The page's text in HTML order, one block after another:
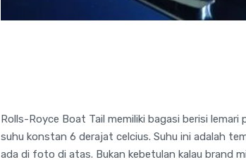
Rolls-Royce Boat Tail memiliki bagasi berisi
suhu konstan 6 derajat celcius. Suhu ini adalah
ada di foto di atas. Bukan kebetulan kalau brand